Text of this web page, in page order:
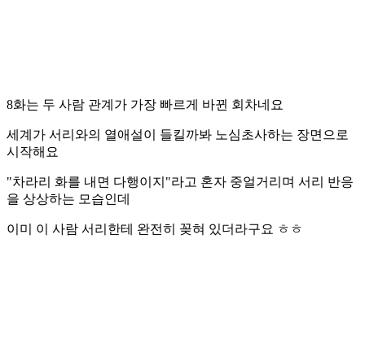
8화는 두 사람 관계가 가장 빠르게 바뀐 회차네요
세계가 서리와의 열애설이 들킬까봐 노심초사하는 장면으로
시작해요
"차라리 화를 내면 다행이지"라고 혼자 중얼거리며 서리 반응
을 상상하는 모습인데
이미 이 사람 서리한테 완전히 꽂혀 있더라구요 ㅎㅎ